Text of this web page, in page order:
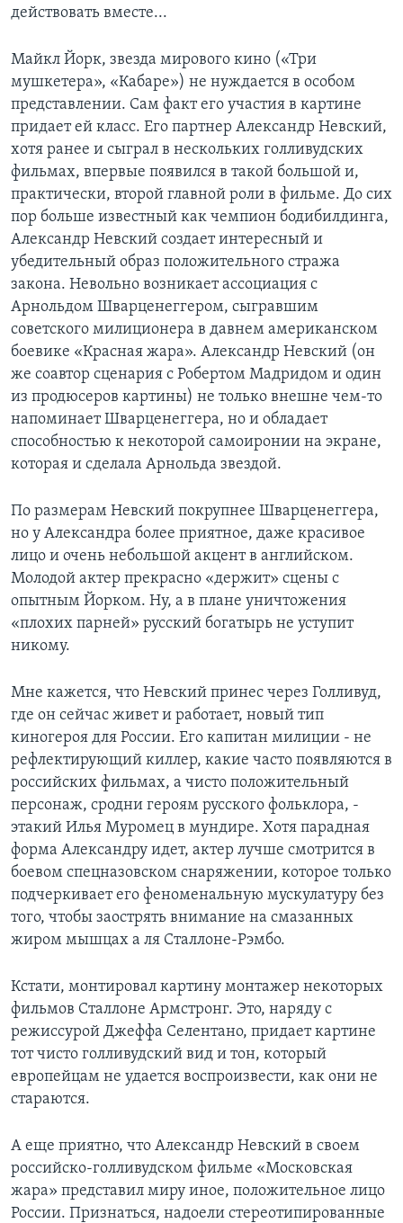
действовать вместе...
Майкл Йорк, звезда мирового кино («Три
мушкетера», «Кабаре») не нуждается в особом
представлении. Сам факт его участия в картине
придает ей класс. Его партнер Александр Невский,
хотя ранее и сыграл в нескольких голливудских
фильмах, впервые появился в такой большой и,
практически, второй главной роли в фильме. До сих
пор больше известный как чемпион бодибилдинга,
Александр Невский создает интересный и
убедительный образ положительного стража
закона. Невольно возникает ассоциация с
Арнольдом Шварценеггером, сыгравшим
советского милиционера в давнем американском
боевике «Красная жара». Александр Невский (он
же соавтор сценария с Робертом Мадридом и один
из продюсеров картины) не только внешне чем-то
напоминает Шварценеггера, но и обладает
способностью к некоторой самоиронии на экране,
которая и сделала Арнольда звездой.
По размерам Невский покрупнее Шварценеггера,
но у Александра более приятное, даже красивое
лицо и очень небольшой акцент в английском.
Молодой актер прекрасно «держит» сцены с
опытным Йорком. Ну, а в плане уничтожения
«плохих парней» русский богатырь не уступит
никому.
Мне кажется, что Невский принес через Голливуд,
где он сейчас живет и работает, новый тип
киногероя для России. Его капитан милиции - не
рефлектирующий киллер, какие часто появляются в
российских фильмах, а чисто положительный
персонаж, сродни героям русского фольклора, -
этакий Илья Муромец в мундире. Хотя парадная
форма Александру идет, актер лучше смотрится в
боевом спецназовском снаряжении, которое только
подчеркивает его феноменальную мускулатуру без
того, чтобы заострять внимание на смазанных
жиром мышцах а ля Сталлоне-Рэмбо.
Кстати, монтировал картину монтажер некоторых
фильмов Сталлоне Армстронг. Это, наряду с
режиссурой Джеффа Селентано, придает картине
тот чисто голливудский вид и тон, который
европейцам не удается воспроизвести, как они не
стараются.
А еще приятно, что Александр Невский в своем
российско-голливудском фильме «Московская
жара» представил миру иное, положительное лицо
России. Признаться, надоели стереотипированные